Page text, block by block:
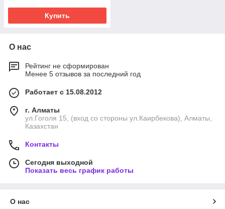
Купить
О нас
Рейтинг не сформирован
Менее 5 отзывов за последний год
Работает с 15.08.2012
г. Алматы
ул.Гоголя 15, (вход со стороны ул.Каирбекова), Алматы,
Казахстан
Контакты
Сегодня выходной
Показать весь график работы
О нас